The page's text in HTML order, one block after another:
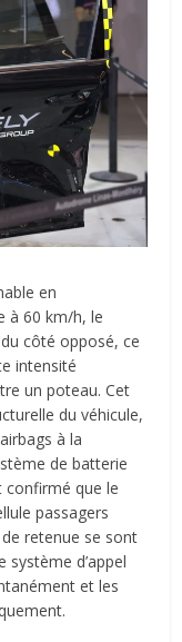
en
à 60 km/h, le
côté opposé, ce
intensité
un poteau. Cet
du véhicule,
à la
de batterie
confirmé que le
passagers
retenue se sont
système d’appel
et les